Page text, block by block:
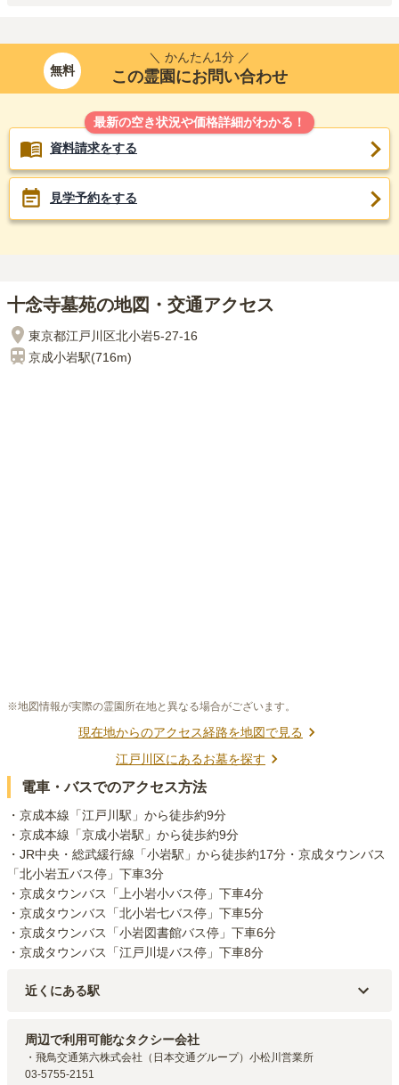
無料
＼ かんたん1分 ／
この霊園にお問い合わせ
最新の空き状況や価格詳細がわかる！
資料請求をする
見学予約をする
十念寺墓苑の地図・交通アクセス
東京都江戸川区北小岩5-27-16
京成小岩駅(716m)
※地図情報が実際の霊園所在地と異なる場合がございます。
現在地からのアクセス経路を地図で見る
江戸川区にあるお墓を探す
電車・バスでのアクセス方法
・京成本線「江戸川駅」から徒歩約9分
・京成本線「京成小岩駅」から徒歩約9分
・JR中央・総武緩行線「小岩駅」から徒歩約17分・京成タウンバス
「北小岩五バス停」下車3分
・京成タウンバス「上小岩小バス停」下車4分
・京成タウンバス「北小岩七バス停」下車5分
・京成タウンバス「小岩図書館バス停」下車6分
・京成タウンバス「江戸川堤バス停」下車8分
近くにある駅
JR中央・総武線
小岩駅（1.4km）
京成本線
国府台駅（1.9km）
北総鉄道北総線
周辺で利用可能なタクシー会社
・飛鳥交通第六株式会社（日本交通グループ）小松川営業所
03-5755-2151